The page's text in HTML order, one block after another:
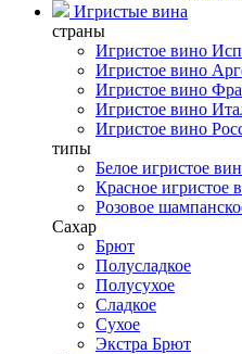
Игристые вина
страны
Игристое вино
Игристое вино
Игристое вино
Игристое вино
Игристое вино
типы
Белое игристое
Красное игристое
Розовое
Сахар
Брют
Полусладкое
Полусухое
Сладкое
Сухое
Экстра Брют